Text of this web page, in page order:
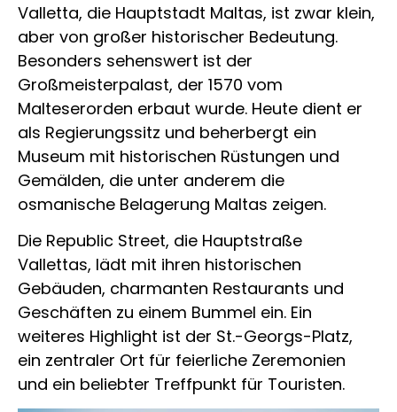
Valletta, die Hauptstadt Maltas, ist zwar klein,
aber von großer historischer Bedeutung.
Besonders sehenswert ist der
Großmeisterpalast, der 1570 vom
Malteserorden erbaut wurde. Heute dient er
als Regierungssitz und beherbergt ein
Museum mit historischen Rüstungen und
Gemälden, die unter anderem die
osmanische Belagerung Maltas zeigen.
Die Republic Street, die Hauptstraße
Vallettas, lädt mit ihren historischen
Gebäuden, charmanten Restaurants und
Geschäften zu einem Bummel ein. Ein
weiteres Highlight ist der St.-Georgs-Platz,
ein zentraler Ort für feierliche Zeremonien
und ein beliebter Treffpunkt für Touristen.